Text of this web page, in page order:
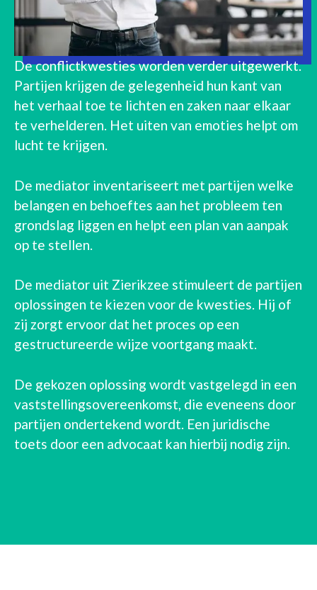
De conflictkwesties worden verder uitgewerkt.
Partijen krijgen de gelegenheid hun kant van
het verhaal toe te lichten en zaken naar elkaar
te verhelderen. Het uiten van emoties helpt om
lucht te krijgen.
De mediator inventariseert met partijen welke
belangen en behoeftes aan het probleem ten
grondslag liggen en helpt een plan van aanpak
op te stellen.
De mediator uit Zierikzee stimuleert de partijen
oplossingen te kiezen voor de kwesties. Hij of
zij zorgt ervoor dat het proces op een
gestructureerde wijze voortgang maakt.
De gekozen oplossing wordt vastgelegd in een
vaststellingsovereenkomst, die eveneens door
partijen ondertekend wordt. Een juridische
toets door een advocaat kan hierbij nodig zijn.